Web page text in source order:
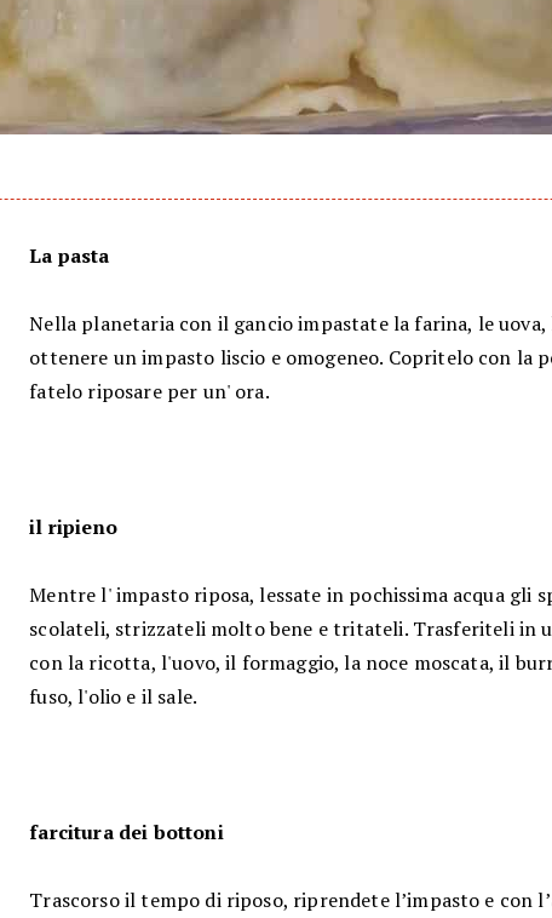
La pasta
Nella planetaria con il gancio impastate la farina, le
ottenere un impasto liscio e omogeneo. Copritelo con la
fatelo riposare per un' ora.
il ripieno
Mentre l' impasto riposa, lessate in pochissima acqua gli
scolateli, strizzateli molto bene e tritateli. Trasferiteli in
con la ricotta, l'uovo, il formaggio, la noce moscata, il
fuso, l'olio e il sale.
farcitura dei bottoni
Trascorso il tempo di riposo, riprendete l’impasto e con